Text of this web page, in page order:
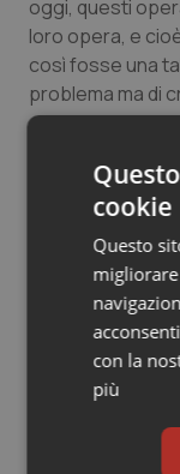
Salute
Sangue &
Tumore al
Tumore
Tumori
Tumori
Ulcera &
oggi, questi
loro opera, e
così fosse una
problema ma di
occupazionale”,
12 Settembre
©
cookie
Questo
con la
più